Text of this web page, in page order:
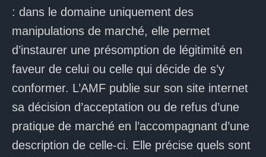
: dans le domaine uniquement des
manipulations de marché, elle permet
d’instaurer une présomption de légitimité en
faveur de celui ou celle qui décide de s’y
conformer. L’AMF publie sur son site internet
sa décision d’acceptation ou de refus d’une
pratique de marché en l’accompagnant d’une
description de celle-ci. Elle précise quels sont